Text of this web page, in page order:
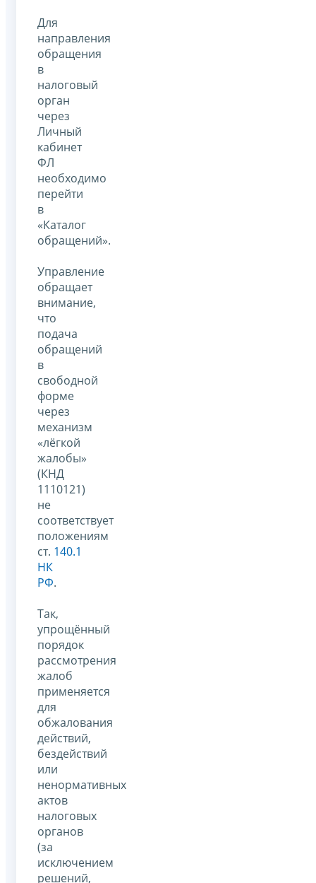
Для
направления
обращения
в
налоговый
орган
через
Личный
кабинет
ФЛ
необходимо
перейти
в
«Каталог
обращений».
Управление
обращает
внимание,
что
подача
обращений
в
свободной
форме
через
механизм
«лёгкой
жалобы»
(КНД
1110121)
не
соответствует
положениям
ст. 140.1
НК
РФ.
Так,
упрощённый
порядок
рассмотрения
жалоб
применяется
для
обжалования
действий,
бездействий
или
ненормативных
актов
налоговых
органов
(за
исключением
решений,